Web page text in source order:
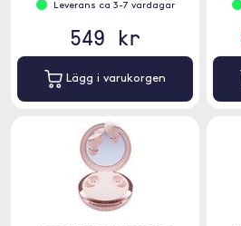
Leverans ca 3-7 vardagar
549 kr
Lägg i varukorgen